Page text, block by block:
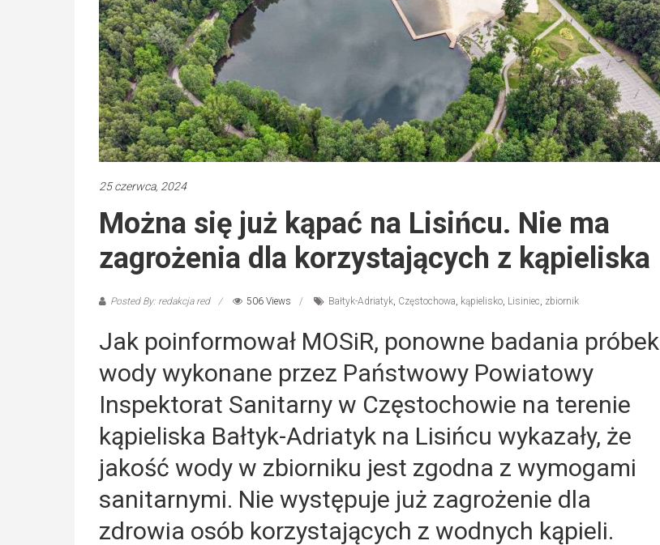
25 czerwca, 2024
Można się już kąpać na Lisińcu. Nie ma
zagrożenia dla korzystających z kąpieliska
Posted By: redakcja red 506 Views Bałtyk-Adriatyk, Częstochowa, kąpielisko, Lisiniec, zbiornik
Jak poinformował MOSiR, ponowne badania próbek
wody wykonane przez Państwowy Powiatowy
Inspektorat Sanitarny w Częstochowie na terenie
kąpieliska Bałtyk-Adriatyk na Lisińcu wykazały, że
jakość wody w zbiorniku jest zgodna z wymogami
sanitarnymi. Nie występuje już zagrożenie dla
zdrowia osób korzystających z wodnych kąpieli.